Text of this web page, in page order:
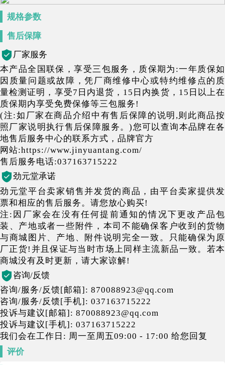
规格参数
售后保障
厂家服务
本产品全国联保，享受三包服务，质保期为:一年质保如
因质量问题或故障，凭厂商维修中心或特约维修点的质
量检测证明，享受7日内退货，15日内换货，15日以上在
质保期内享受免费保修等三包服务!
(注:如厂家在商品介绍中有售后保障的说明,则此商品按
照厂家说明执行售后保障服务。)您可以查询本品牌在各
地售后服务中心的联系方式，品牌官方
网站:https://www.jinyuantang.com/
售后服务电话:037163715222
劲元堂承诺
劲元堂平台卖家销售并发货的商品，由平台卖家提供发
票和相应的售后服务。请您放心购买!
注:因厂家会在没有任何提前通知的情况下更改产品包
装、产地或者一些附件，本司不能确保客户收到的货物
与商城图片、产地、附件说明完全一致。只能确保为原
厂正货!并且保证与当时市场上同样主流新品一致。若本
商城没有及时更新，请大家谅解!
咨询/反馈
咨询/服务/反馈[邮箱]: 870088923@qq.com
咨询/服务/反馈[手机]: 037163715222
投诉与建议[邮箱]: 870088923@qq.com
投诉与建议[手机]: 037163715222
我们会在工作日: 周一至周五09:00 - 17:00 给您回复
评价